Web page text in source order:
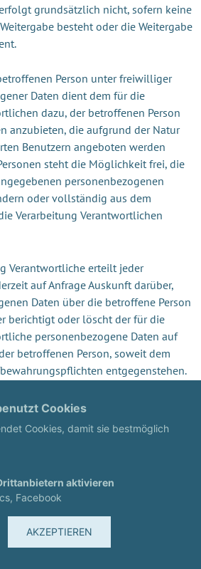
grundsätzlich nicht, sofern keine
besteht oder die Weitergabe
Person unter freiwilliger
Daten dient dem für die
dazu, der betroffenen Person
anzubieten, die aufgrund der Natur
Benutzern angeboten werden
steht die Möglichkeit frei, die
personenbezogenen
oder vollständig aus dem
Verarbeitung Verantwortlichen
Verantwortliche erteilt jeder
auf Anfrage Auskunft darüber,
Daten über die betroffene Person
berichtigt oder löscht der für die
personenbezogene Daten auf
betroffenen Person, soweit dem
entgegenstehen.
der betroffenen Person in diesem
zur Verfügung.
UNSERES
windconsultant - Annette Nüsslein
Möglichkeit eingeräumt, den
zu abonnieren. Welche
Cookies
Cookies, damit sie bestmöglich
aktivieren
Facebook
AKZEPTIEREN